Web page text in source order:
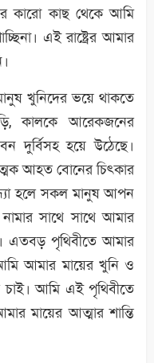
কারো কাছ থেকে আমি
এই রাষ্ট্রের আমার
খুনিদের ভয়ে থাকতে
কালকে আরেকজনের
দুর্বিসহ হয়ে উঠেছে।
আহত বোনের চিৎকার
হলে সকল মানুষ আপন
সাথে সাথে আমার
এতবড় পৃথিবীতে আমার
আমার মায়ের খুনি ও
চাই। আমি এই পৃথিবীতে
মায়ের আত্মার শান্তি